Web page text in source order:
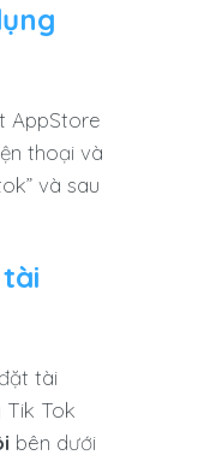
AppStore
thoại và
và sau
tài
Tik Tok
bên dưới